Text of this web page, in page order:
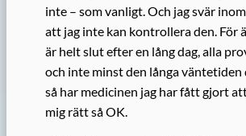
inte – som vanligt. Och jag svär
att jag inte kan kontrollera den. För
är helt slut efter en lång dag, alla
och inte minst den långa väntetiden
så har medicinen jag har fått gjort
mig rätt så OK.